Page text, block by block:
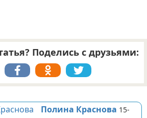
Поделись с друзьями:
Полина Краснова 15-